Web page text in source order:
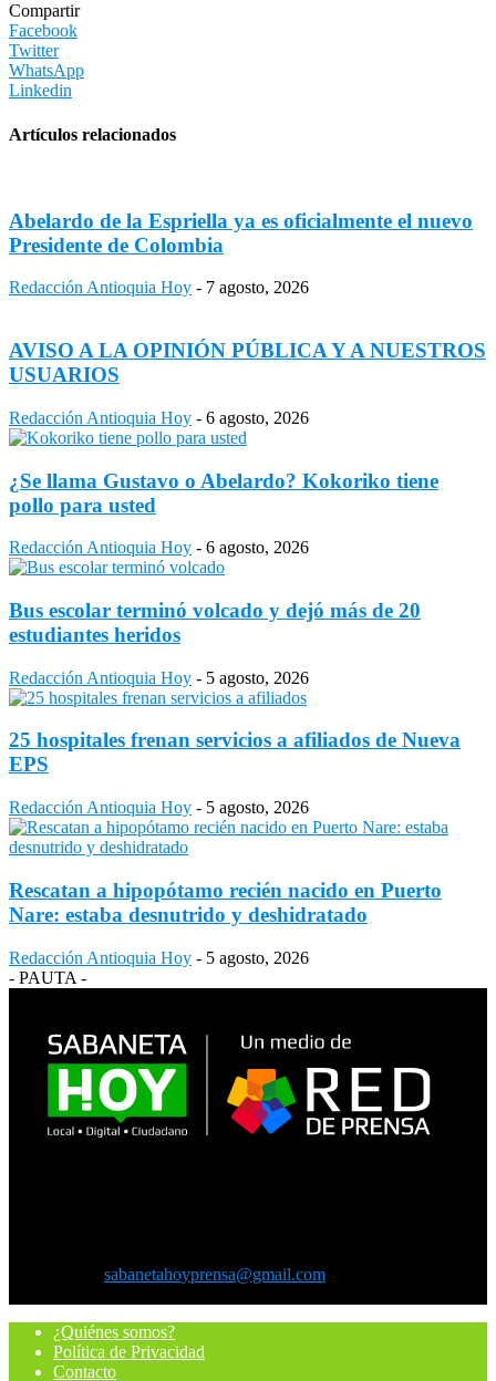
Compartir
Facebook
Twitter
WhatsApp
Linkedin
Artículos relacionados
Abelardo de la Espriella ya es oficialmente el nuevo
Presidente de Colombia
Redacción Antioquia Hoy - 7 agosto, 2026
AVISO A LA OPINIÓN PÚBLICA Y A NUESTROS
USUARIOS
Redacción Antioquia Hoy - 6 agosto, 2026
¿Se llama Gustavo o Abelardo? Kokoriko tiene
pollo para usted
Redacción Antioquia Hoy - 6 agosto, 2026
Bus escolar terminó volcado y dejó más de 20
estudiantes heridos
Redacción Antioquia Hoy - 5 agosto, 2026
25 hospitales frenan servicios a afiliados de Nueva
EPS
Redacción Antioquia Hoy - 5 agosto, 2026
Rescatan a hipopótamo recién nacido en Puerto
Nare: estaba desnutrido y deshidratado
Redacción Antioquia Hoy - 5 agosto, 2026
- PAUTA -
sabanetahoyprensa@gmail.com
¿Quiénes somos?
Política de Privacidad
Contacto